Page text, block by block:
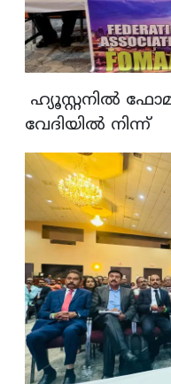
ഹ്യൂസ്റ്റനിൽ
വേദിയിൽ നിന്ന്